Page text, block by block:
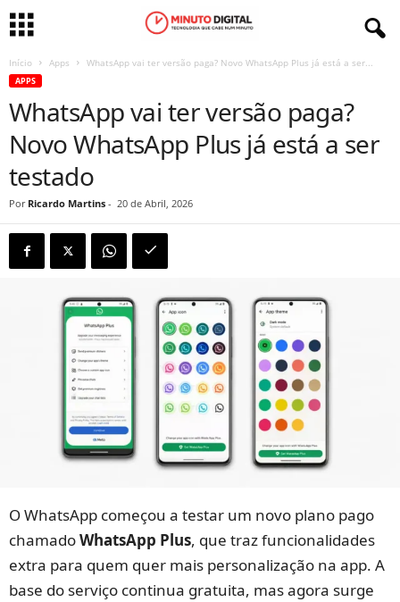
Início Apps WhatsApp vai ter versão paga? Novo WhatsApp Plus já está a ser...
APPS
WhatsApp vai ter versão paga?
Novo WhatsApp Plus já está a ser
testado
Por Ricardo Martins - 20 de Abril, 2026
O WhatsApp começou a testar um novo plano pago
chamadoWhatsApp Plus, que traz funcionalidades
extra para quem quer mais personalização na app. A
base do serviço continua gratuita, mas agora surge